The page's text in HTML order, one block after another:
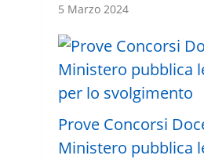
5 Marzo 2024
Prove Concorsi
Ministero pubblica